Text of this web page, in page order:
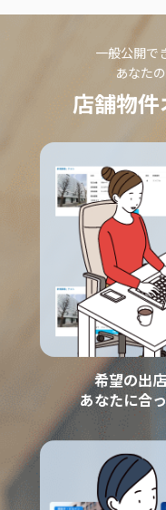
一般公開で
あなた
店舗物件
希望の出
あなたに合